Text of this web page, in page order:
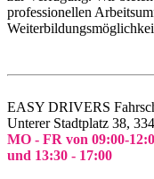
professionellen
EASY DRIVERS
Unterer Stadtplatz 38,
MO - FR von 09:00-
und 13:30 - 17:00